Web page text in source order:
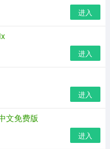
问题，解决问题
暑假作业答案
、物理、化学、生物、地
码进行搜题，快速准确的找
成为学霸
进入
进入
进入
文免费版
进入